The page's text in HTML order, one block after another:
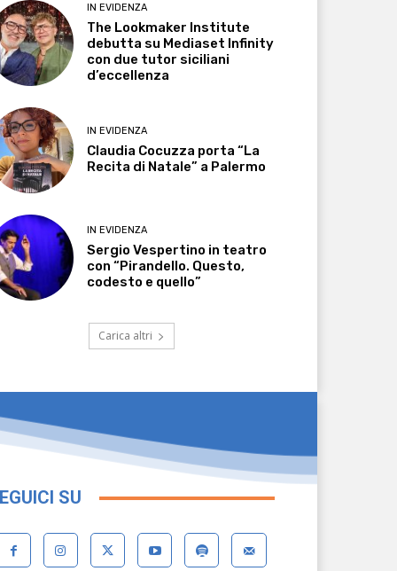
IN EVIDENZA
The Lookmaker Institute
debutta su Mediaset Infinity
con due tutor siciliani
d’eccellenza
IN EVIDENZA
Claudia Cocuzza porta “La
Recita di Natale” a Palermo
IN EVIDENZA
Sergio Vespertino in teatro
con “Pirandello. Questo,
codesto e quello”
Carica altri
SU